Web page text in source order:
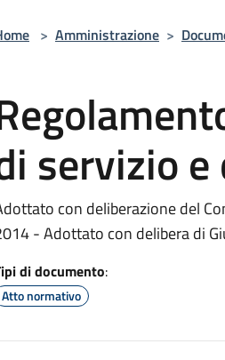
> Amministrazione >
servizio
con deliberazione del
- Adottato con delibera di
di documento:
Atto normativo